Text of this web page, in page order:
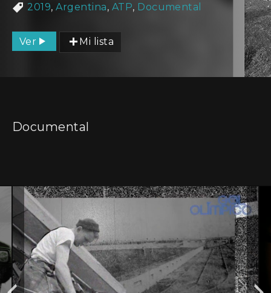
2019,Argentina, ATP, Documental
Ver Mi lista
Documental